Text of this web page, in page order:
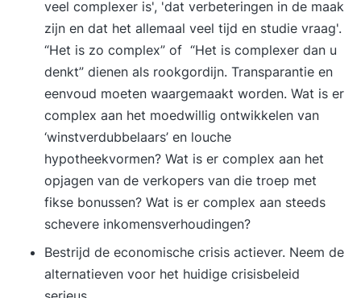
veel complexer is', 'dat verbeteringen in de maak
zijn en dat het allemaal veel tijd en studie vraag'.
“Het is zo complex” of “Het is complexer dan u
denkt” dienen als rookgordijn. Transparantie en
eenvoud moeten waargemaakt worden. Wat is er
complex aan het moedwillig ontwikkelen van
‘winstverdubbelaars’ en louche
hypotheekvormen? Wat is er complex aan het
opjagen van de verkopers van die troep met
fikse bonussen? Wat is er complex aan steeds
schevere inkomensverhoudingen?
Bestrijd de economische crisis actiever. Neem de
alternatieven voor het huidige crisisbeleid